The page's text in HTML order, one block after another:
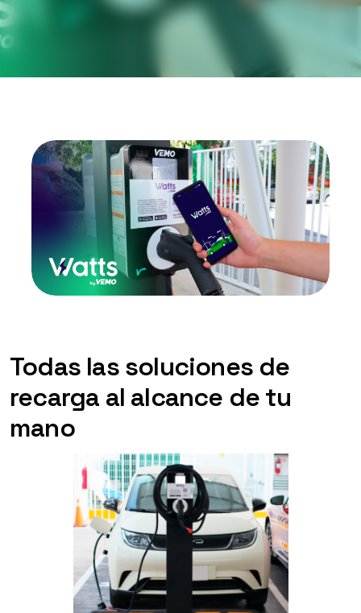
Todas las soluciones de
recarga al alcance de tu
mano